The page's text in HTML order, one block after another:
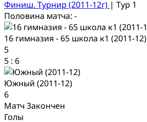
Финиш. Турнир (2011-12г) | Тур 1
Половина матча: -
16 гимназия - 65 школа к1 (2011-12)
5
5 : 6
Южный (2011-12)
6
Матч Закончен
Голы